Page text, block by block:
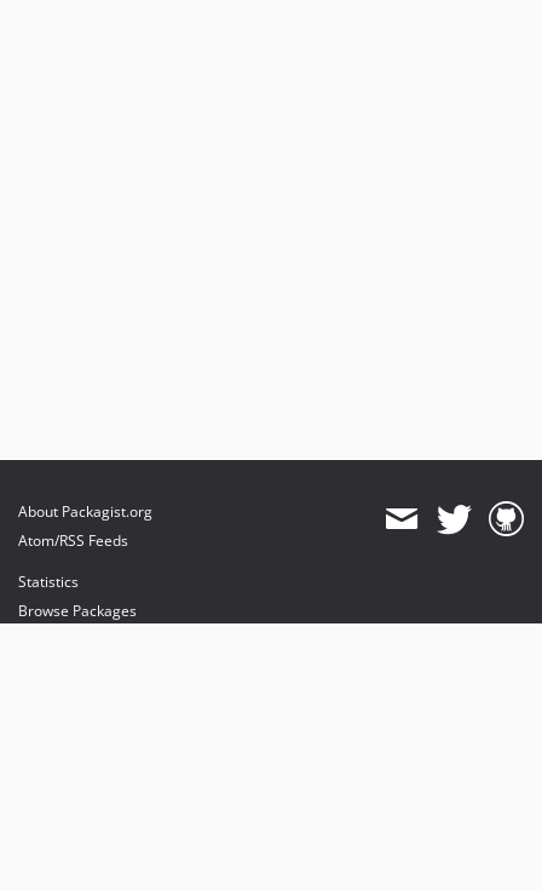
About Packagist.org
Atom/RSS Feeds
Statistics
Browse Packages